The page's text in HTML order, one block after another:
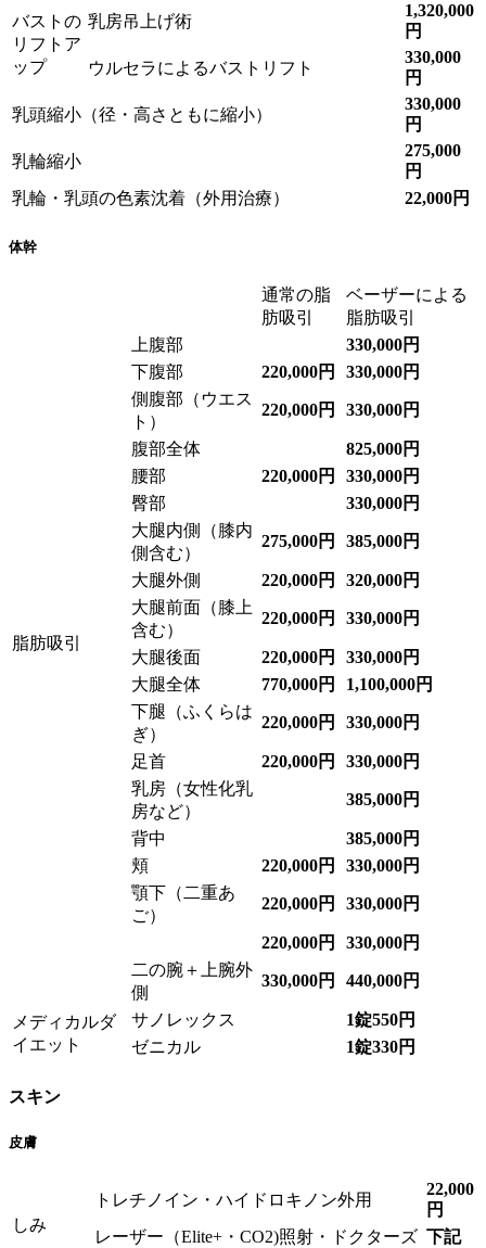
バストの
リフトア
ップ
乳房吊上げ術
1,320,000
円
ウルセラによるバストリフト
330,000
円
乳頭縮小（径・高さともに縮小）
330,000
円
乳輪縮小
275,000
円
乳輪・乳頭の色素沈着（外用治療）
22,000円
体幹
脂肪吸引
通常の脂
肪吸引
ベーザーによる
脂肪吸引
上腹部
330,000円
下腹部
220,000円
330,000円
側腹部（ウエス
ト）
220,000円 330,000円
腹部全体
825,000円
腰部
220,000円
330,000円
臀部
330,000円
大腿内側（膝内
側含む）
275,000円 385,000円
大腿外側 220,000円
320,000円
大腿前面（膝上
含む）
220,000円 330,000円
大腿後面 220,000円
330,000円
大腿全体
770,000円
1,100,000円
下腿（ふくらは
ぎ）
220,000円 330,000円
足首 220,000円
330,000円
乳房（女性化乳
房など）
385,000円
背中
385,000円
頬
220,000円
330,000円
顎下（二重あ
ご）
220,000円 330,000円
220,000円
330,000円
二の腕＋上腕外
側
330,000円 440,000円
メディカルダ
イエット
サノレックス
1錠550円
ゼニカル
1錠330円
スキン
皮膚
しみ
トレチノイン・ハイドロキノン外用
22,000
円
レーザー（Elite+・CO2)照射・ドクターズ 下記